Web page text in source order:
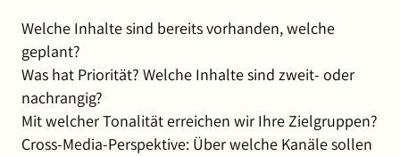
Welche Inhalte sind bereits vorhanden, welche
geplant?
Was hat Priorität? Welche Inhalte sind zweit- oder
nachrangig?
Mit welcher Tonalität erreichen wir Ihre Zielgruppen?
Cross-Media-Perspektive: Über welche Kanäle sollen